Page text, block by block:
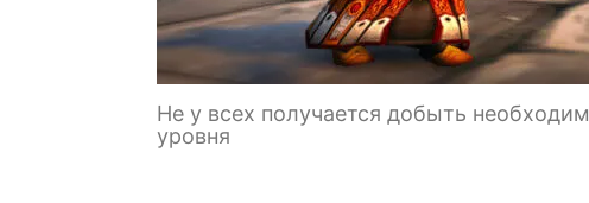
Не у всех получается добыть
уровня